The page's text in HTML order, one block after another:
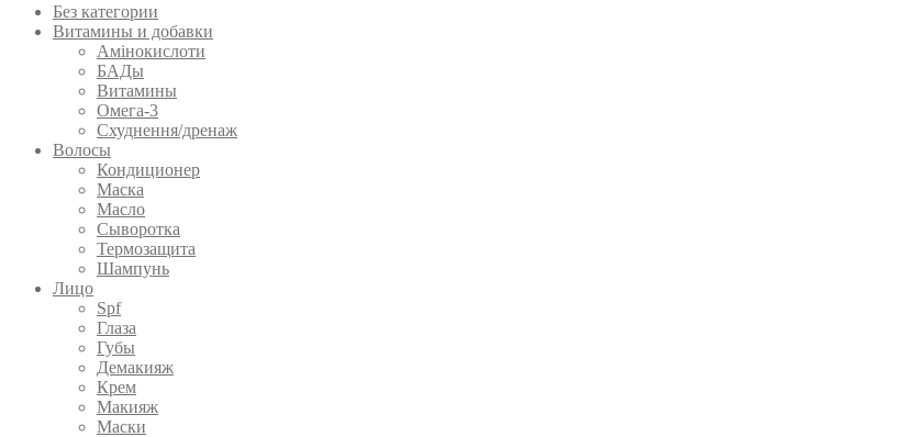
Без категории
Витамины и добавки
Амінокислоти
БАДы
Витамины
Омега-3
Схуднення/дренаж
Волосы
Кондиционер
Маска
Масло
Сыворотка
Термозащита
Шампунь
Лицо
Spf
Глаза
Губы
Демакияж
Крем
Макияж
Маски